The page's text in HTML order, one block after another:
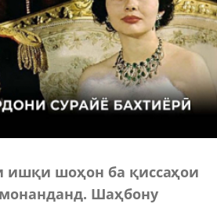
ишқи шоҳон ба қиссаҳои
Шаҳбону